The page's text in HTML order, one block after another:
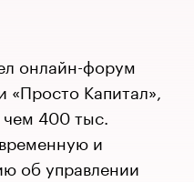
онлайн-форум
Капитал»,
400 тыс.
и
об управлении